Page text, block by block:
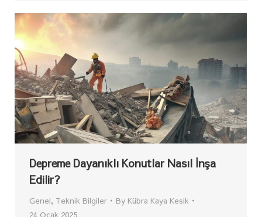
Depreme Dayanıklı Konutlar Nasıl İnşa
Edilir?
Genel, Teknik Bilgiler By Kübra Kaya Kesik
24 Ocak 2025